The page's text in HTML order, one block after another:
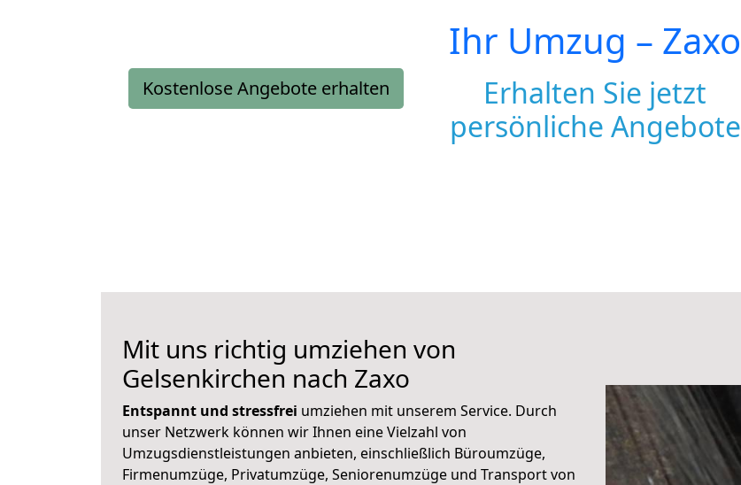
Kostenlose Angebote erhalten
Ihr Umzug – Zaxo
Erhalten Sie jetzt
persönliche Angebote
Mit uns richtig umziehen von
Gelsenkirchen nach Zaxo
Entspannt und stressfrei umziehen mit unserem Service. Durch
unser Netzwerk können wir Ihnen eine Vielzahl von
Umzugsdienstleistungen anbieten, einschließlich Büroumzüge,
Firmenumzüge, Privatumzüge, Seniorenumzüge und Transport von